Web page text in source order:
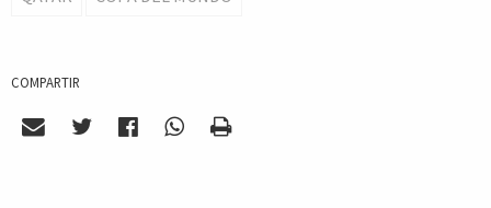
COMPARTIR